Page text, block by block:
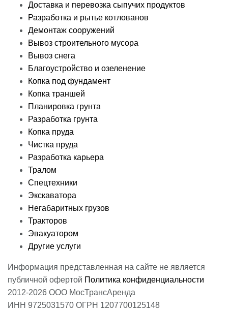
Доставка и перевозка сыпучих продуктов
Разработка и рытье котлованов
Демонтаж сооружений
Вывоз строительного мусора
Вывоз снега
Благоустройство и озеленение
Копка под фундамент
Копка траншей
Планировка грунта
Разработка грунта
Копка пруда
Чистка пруда
Разработка карьера
Тралом
Спецтехники
Экскаватора
Негабаритных грузов
Тракторов
Эвакуатором
Другие услуги
Информация представленная на сайте не является
публичной офертой Политика конфиденциальности
2012-2026 ООО МосТрансАренда
ИНН 9725031570 ОГРН 1207700125148